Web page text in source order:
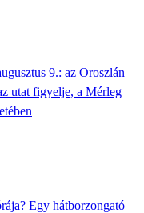
9.: az Oroszlán
utat figyelje, a Mérleg
Egy hátborzongató